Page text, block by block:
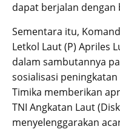
dapat berjalan dengan
Sementara itu,
Letkol Laut (P) Apriles
dalam sambutannya
sosialisasi
Timika memberikan
TNI Angkatan Laut
menyelenggarakan